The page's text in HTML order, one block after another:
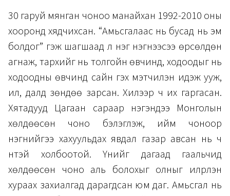
30 гаруй мянган чоноо манайхан 1992-2010 оны
хооронд хядчихсан. “Амьсгалаас нь бусад нь эм
болдог” гэж шагшаад л нэг нэгнээсээ өрсөлдөн
агнаж, тархийг нь толгойн өвчинд, ходоодыг нь
ходоодны өвчинд сайн гэх мэтчилэн идэж ууж,
ил, далд зөндөө зарсан. Хилээр ч их гаргасан.
Хятадууд Цагаан сараар нэгэндээ Монголын
хөлдөөсөн чоно бэлэглэж, ийм чоноор
нэгнийгээ хахуульдах явдал газар авсан нь ч
үүнтэй холбоотой. Үүнийг дагаад гаальчид
хөлдөөсөн чоно аль болохыг олныг илрүүлэн
хураах захиалгад дарагдсан юм даг. Амьсгал нь